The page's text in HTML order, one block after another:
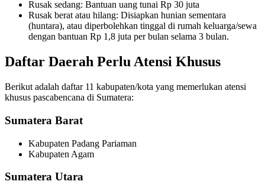
Rusak sedang: Bantuan uang tunai Rp 30 juta
Rusak berat atau hilang: Disiapkan hunian sementara
(huntara), atau diperbolehkan tinggal di rumah keluarga/sewa
dengan bantuan Rp 1,8 juta per bulan selama 3 bulan.
Daftar Daerah Perlu Atensi Khusus
Berikut adalah daftar 11 kabupaten/kota yang memerlukan atensi
khusus pascabencana di Sumatera:
Sumatera Barat
Kabupaten Padang Pariaman
Kabupaten Agam
Sumatera Utara